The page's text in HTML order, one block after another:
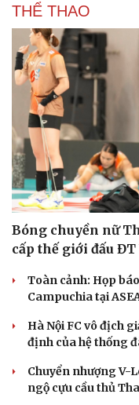
THỂ THAO
Bóng chuyền nữ
cấp thế giới đấu
Toàn cảnh: Họp
Campuchia tại
Hà Nội FC vô địch
định của hệ thống
Chuyển nhượng V-
ngộ cựu cầu thủ